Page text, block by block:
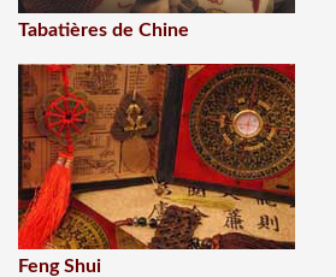
Tabatières de Chine
Feng Shui